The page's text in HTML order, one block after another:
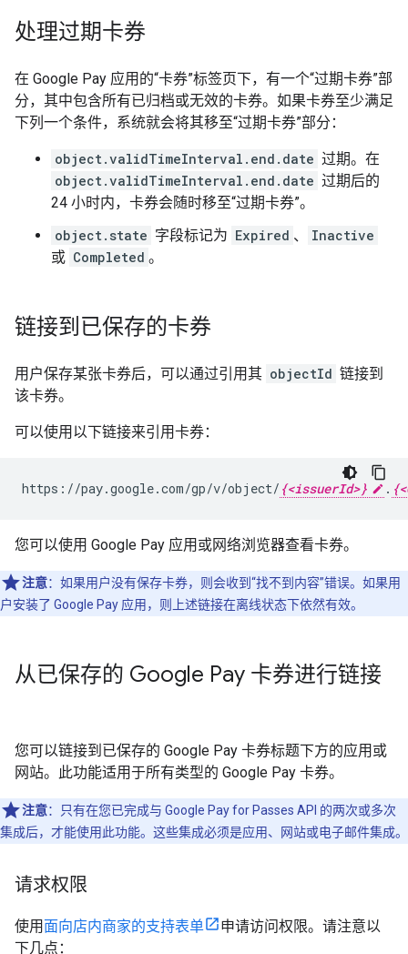
处理过期卡券
在 Google Pay 应用的“卡券”标签页下，有一个“过期卡券”部
分，其中包含所有已归档或无效的卡券。如果卡券至少满足
下列一个条件，系统就会将其移至“过期卡券”部分：
object.validTimeInterval.end.date 过期。在
object.validTimeInterval.end.date 过期后的
24 小时内，卡券会随时移至“过期卡券”。
object.state 字段标记为 Expired 、
Inactive
或 Completed 。
链接到已保存的卡券
用户保存某张卡券后，可以通过引用其 objectId 链接到
该卡券。
可以使用以下链接来引用卡券：
https://pay.google.com/gp/v/object/ {<issuerId>} .
您可以使用 Google Pay 应用或网络浏览器查看卡券。
注意：如果用户没有保存卡券，则会收到“找不到内容”错误。如果用
户安装了 Google Pay 应用，则上述链接在离线状态下依然有效。
从已保存的 Google Pay 卡券进行链接
您可以链接到已保存的 Google Pay 卡券标题下方的应用或
网站。此功能适用于所有类型的 Google Pay 卡券。
注意：只有在您已完成与 Google Pay for Passes API 的两次或多次
集成后，才能使用此功能。这些集成必须是应用、网站或电子邮件集成。
请求权限
使用 面向店内商家的支持表单
申请访问权限。请注意以
下几点：